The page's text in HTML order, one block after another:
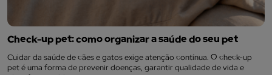
Check-up pet: como organizar a saúde do seu pet
Cuidar da saúde de cães e gatos exige atenção contínua. O check-up
pet é uma forma de prevenir doenças, garantir qualidade de vida e